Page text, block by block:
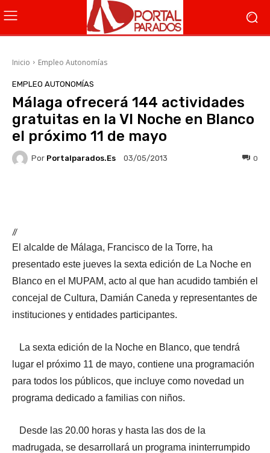
Inicio Empleo Autonomías
EMPLEO AUTONOMÍAS
Málaga ofrecerá 144 actividades
gratuitas en la VI Noche en Blanco
el próximo 11 de mayo
Por Portalparados.es 03/05/2013 0
//
El alcalde de Málaga, Francisco de la Torre, ha
presentado este jueves la sexta edición de La Noche en
Blanco en el MUPAM, acto al que han acudido también el
concejal de Cultura, Damián Caneda y representantes de
instituciones y entidades participantes.
La sexta edición de la Noche en Blanco, que tendrá
lugar el próximo 11 de mayo, contiene una programación
para todos los públicos, que incluye como novedad un
programa dedicado a familias con niños.
Desde las 20.00 horas y hasta las dos de la
madrugada, se desarrollará un programa ininterrumpido